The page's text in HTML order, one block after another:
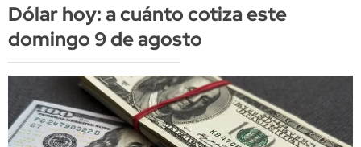
Dólar hoy: a cuánto cotiza este
domingo 9 de agosto